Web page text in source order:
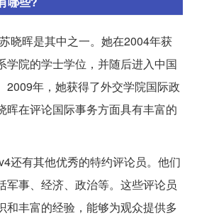
晓晖是其中之一。她在2004年获
学院的学士学位，并随后进入中国
2009年，她获得了外交学院国际政
晖在评论国际事务方面具有丰富的
还有其他优秀的特约评论员。他们
军事、经济、政治等。这些评论员
和丰富的经验，能够为观众提供多